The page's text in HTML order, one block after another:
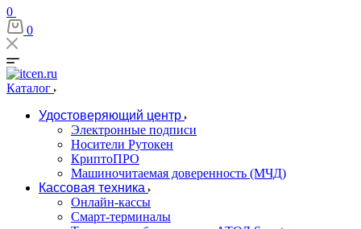
0
0
Каталог
Удостоверяющий центр
Электронные подписи
Носители Рутокен
КриптоПРО
Машиночитаемая доверенность (МЧД)
Кассовая техника
Онлайн-кассы
Смарт-терминалы